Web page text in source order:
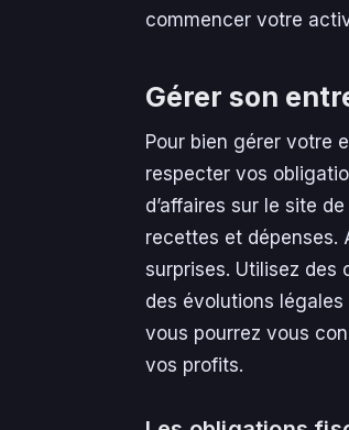
commencer votre
Gérer son
Pour bien gérer votre
respecter vos
d’affaires sur le site de
recettes et dépenses.
surprises. Utilisez des
des évolutions
vous pourrez vous
vos profits.